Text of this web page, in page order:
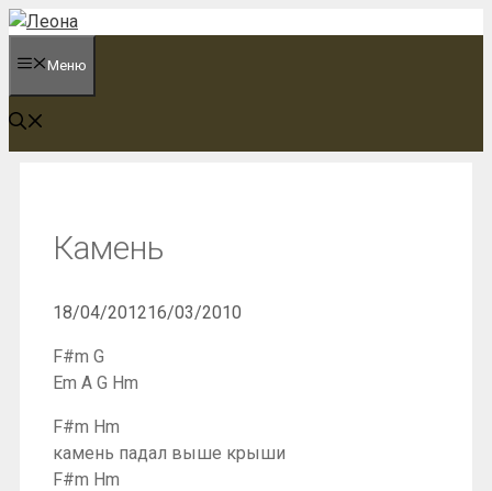
Перейти
содержимому
Меню
Камень
18/04/201216/03/2010
F#m G
Em A G Hm
F#m Hm
камень падал выше крыши
F#m Hm